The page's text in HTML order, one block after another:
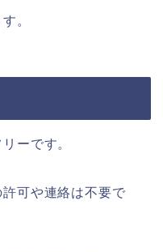
。
ーです。
可や連絡は不要で